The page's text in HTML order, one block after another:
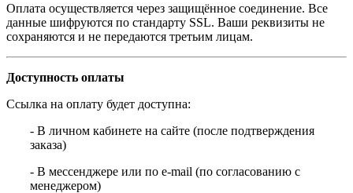
Оплата осуществляется через защищённое соединение. Все
данные шифруются по стандарту SSL. Ваши реквизиты не
сохраняются и не передаются третьим лицам.
Доступность оплаты
Ссылка на оплату будет доступна:
- В личном кабинете на сайте (после подтверждения
заказа)
- В мессенджере или по e-mail (по согласованию с
менеджером)